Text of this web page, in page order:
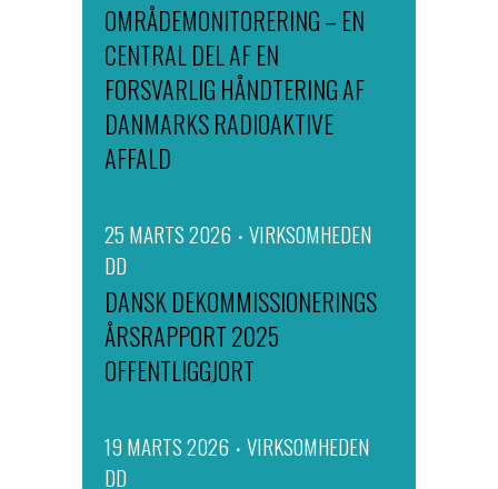
OMRÅDEMONITORERING – EN
CENTRAL DEL AF EN
FORSVARLIG HÅNDTERING AF
DANMARKS RADIOAKTIVE
AFFALD
25 MARTS 2026
VIRKSOMHEDEN
DD
DANSK DEKOMMISSIONERINGS
ÅRSRAPPORT 2025
OFFENTLIGGJORT
19 MARTS 2026
VIRKSOMHEDEN
DD